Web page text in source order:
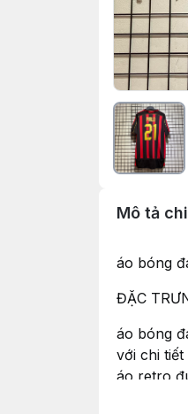
Mô tả
áo bóng
ĐẶC
áo bóng
với chi
áo retro